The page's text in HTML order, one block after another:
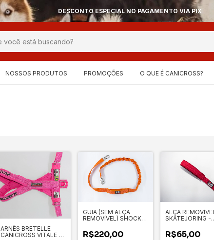
DESCONTO ESPECIAL NO PAGAMENTO VIA PIX
NOSSOS PRODUTOS PROMOÇÕES O QUE É CANICROSS?
ARNÊS BRETELLE
CANICROSS VITALE -
GUIA (SEM ALÇA
REMOVÍVEL) SHOCK
R$220,00
ALÇA REMOVÍVEL
SKATEJORING -
R$65,00